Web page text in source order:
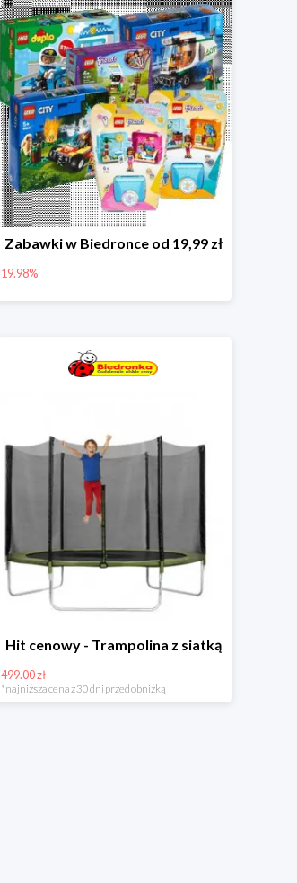
Zabawki w Biedronce od 19,99 zł
19.98%
Hit cenowy - Trampolina z siatką
499.00 zł
*najniższa cena z 30 dni przed obniżką